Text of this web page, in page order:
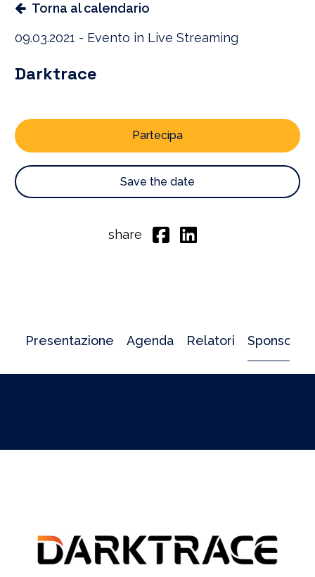
Torna al calendario
09.03.2021 - Evento in Live Streaming
Darktrace
Partecipa
Save the date
share
Presentazione Agenda Relatori Sponsor